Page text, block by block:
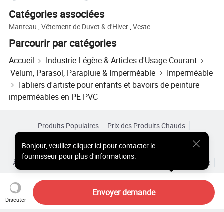
Catégories associées
Manteau ,Vêtement de Duvet & d'Hiver,Veste
Parcourir par catégories
Accueil
Industrie Légère & Articles d'Usage Courant
Velum, Parasol, Parapluie & Imperméable
Imperméable
Tabliers d'artiste pour enfants et bavoirs de peinture
imperméables en PE PVC
Discuter
Envoyer demande
Bonjour,veuillez cliquer ici pour contacter le
fournisseur pour plus d'informations.
Produits Populaires
Prix des Produits Chauds
Aperçus
À Propos de
Accord d’Utilisateur
Politique de Confidentialité
Contact
Copyright © 2026 Focus Technology Co., Ltd. All Rights Reserved